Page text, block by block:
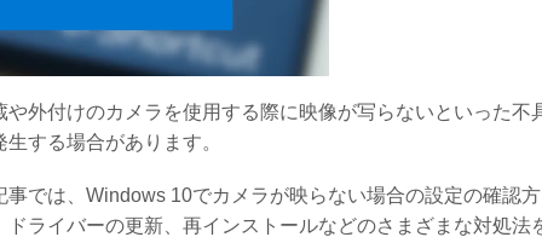
合の対処法
や外付けのカメラを使用する際に映像が写らないといった不
生する場合があります。
事では、Windows 10でカメラが映らない場合の設定の確認方
ドライバーの更新、再インストールなどのさまざまな対処法